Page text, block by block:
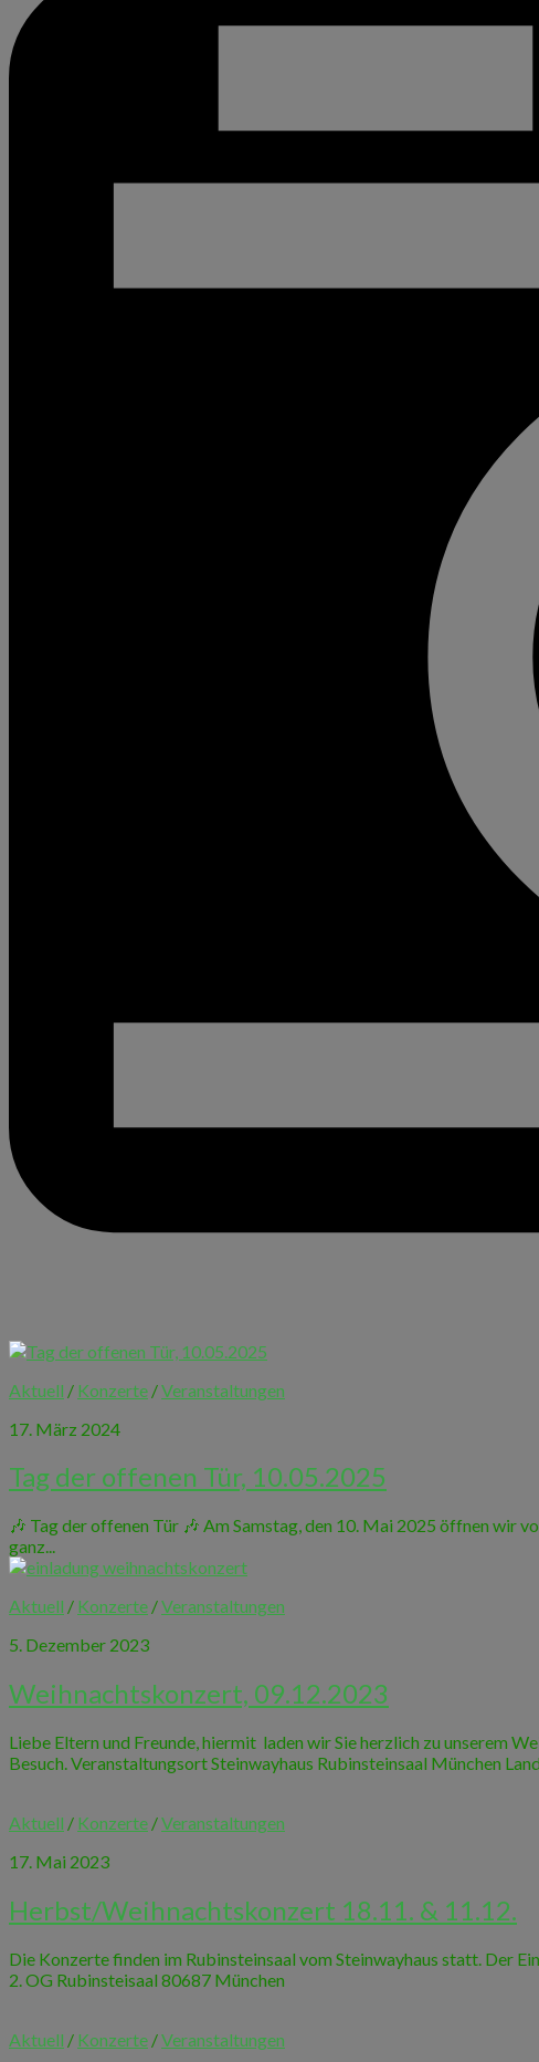
Aktuell / Konzerte /Veranstaltungen
17. März 2024
Tag der offenen Tür, 10.05.2025
🎶 Tag der offenen Tür 🎶 Am Samstag, den 10. Mai 2025 öffnen wir
ganz...
Aktuell / Konzerte /Veranstaltungen
5. Dezember 2023
Weihnachtskonzert, 09.12.2023
Liebe Eltern und Freunde, hiermit laden wir Sie herzlich zu unserem
Besuch. Veranstaltungsort Steinwayhaus Rubinsteinsaal München
Aktuell / Konzerte /Veranstaltungen
17. Mai 2023
Herbst/Weihnachtskonzert 18.11. & 11.12.
Die Konzerte finden im Rubinsteinsaal vom Steinwayhaus statt. Der
2. OG Rubinsteisaal 80687 München
Aktuell / Konzerte /Veranstaltungen